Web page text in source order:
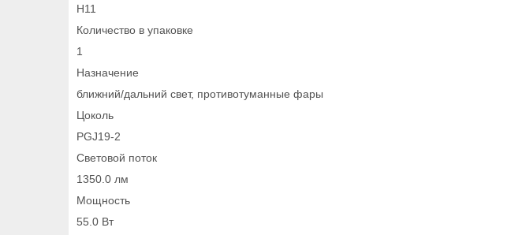
H11
Количество в упаковке
1
Назначение
ближний/дальний свет, противотуманные фары
Цоколь
PGJ19-2
Световой поток
1350.0 лм
Мощность
55.0 Вт